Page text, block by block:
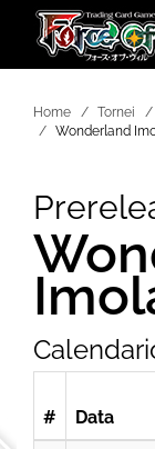
Home Tornei
Wonderland
# Data